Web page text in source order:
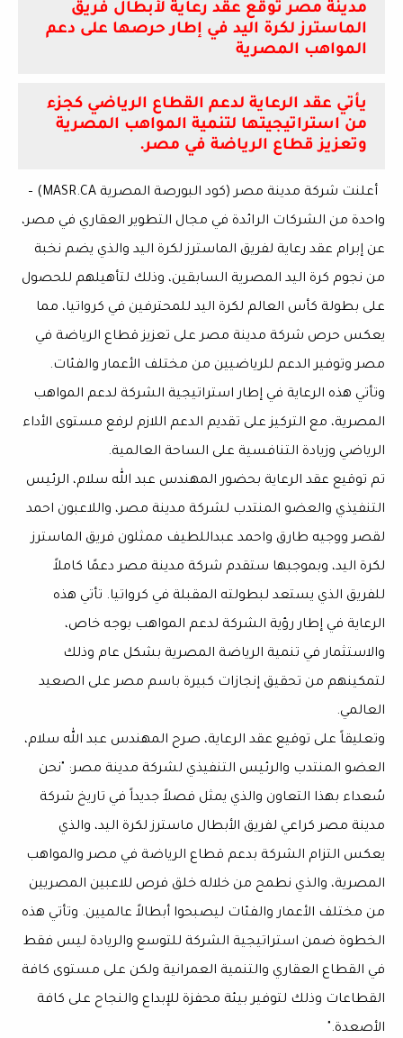
مدينة مصر توقع عقد رعاية لأبطال فريق
الماسترز لكرة اليد في إطار حرصها على دعم
المواهب المصرية
يأتي عقد الرعاية لدعم القطاع الرياضي كجزء
من استراتيجيتها لتنمية المواهب المصرية
وتعزيز قطاع الرياضة في مصر.
أعلنت شركة مدينة مصر (كود البورصة المصرية MASR.CA) –
واحدة من الشركات الرائدة في مجال التطوير العقاري في مصر،
عن إبرام عقد رعاية لفريق الماسترز لكرة اليد والذي يضم نخبة
من نجوم كرة اليد المصرية السابقين، وذلك لتأهيلهم للحصول
على بطولة كأس العالم لكرة اليد للمحترفين في كرواتيا، مما
يعكس حرص شركة مدينة مصر على تعزيز قطاع الرياضة في
مصر وتوفير الدعم للرياضيين من مختلف الأعمار والفئات.
وتأتي هذه الرعاية في إطار استراتيجية الشركة لدعم المواهب
المصرية، مع التركيز على تقديم الدعم اللازم لرفع مستوى الأداء
الرياضي وزيادة التنافسية على الساحة العالمية.
تم توقيع عقد الرعاية بحضور المهندس عبد الله سلام، الرئيس
التنفيذي والعضو المنتدب لشركة مدينة مصر، واللاعبون احمد
لقصر ووجيه طارق واحمد عبداللطيف ممثلون فريق الماسترز
لكرة اليد، وبموجبها ستقدم شركة مدينة مصر دعمًا كاملاً
للفريق الذي يستعد لبطولته المقبلة في كرواتيا. تأتي هذه
الرعاية في إطار رؤية الشركة لدعم المواهب بوجه خاص،
والاستثمار في تنمية الرياضة المصرية بشكل عام وذلك
لتمكينهم من تحقيق إنجازات كبيرة باسم مصر على الصعيد
العالمي.
وتعليقاً على توقيع عقد الرعاية، صرح المهندس عبد الله سلام،
العضو المنتدب والرئيس التنفيذي لشركة مدينة مصر: "نحن
سُعداء بهذا التعاون والذي يمثل فصلاً جديداً في تاريخ شركة
مدينة مصر كراعي لفريق الأبطال ماسترز لكرة اليد، والذي
يعكس التزام الشركة بدعم قطاع الرياضة في مصر والمواهب
المصرية، والذي نطمح من خلاله خلق فرص للاعبين المصريين
من مختلف الأعمار والفئات ليصبحوا أبطالاً عالميين. وتأتي هذه
الخطوة ضمن استراتيجية الشركة للتوسع والريادة ليس فقط
في القطاع العقاري والتنمية العمرانية ولكن على مستوى كافة
القطاعات وذلك لتوفير بيئة محفزة للإبداع والنجاح على كافة
الأصعدة."